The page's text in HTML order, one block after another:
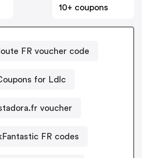
10+ coupons
FR voucher code
for Ldlc
voucher
FR codes